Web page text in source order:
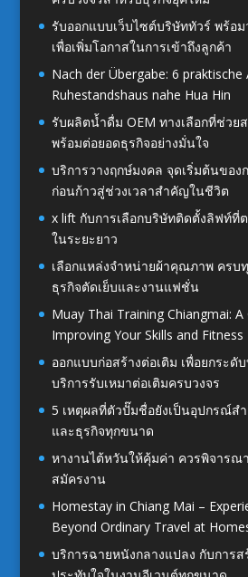
รับออกแบบเว็บไซต์บริษัททัวร์ พร้อม
เพื่อเพิ่มโอกาสในการเข้าถึงลูกค้า
Nach der Übergabe: 6
Ruhestandshaus nahe Hua Hin
รับผลิตน้ำดื่ม OEM ทางเลือกที่ช่วย
พร้อมต่อยอดธุรกิจอย่างมั่นใจ
บริการวางฤกษ์มงคล จุดเริ่มต้นของ
ก่อนก้าวสู่ช่วงเวลาสำคัญในชีวิต
x lift กับการเลือกบริษัทติดตั้งลิฟท์ที่
ในระยะยาว
เลือกแหล่งจำหน่ายผ้าคุณภาพ ครบ
ธุรกิจตัดเย็บและงานแฟชั่น
Muay Thai Training Chiangmai:
Improving Your Skills and Fitness
ออกแบบก่อสร้างต่อเติม เพื่อยกระดั
บริการรับเหมาต่อเติมครบวงจร
5 เหตุผลที่ตัวปั๊มชื่อยังเป็นอุปกรณ์ส
และธุรกิจทุกขนาด
หางานไต้หวันให้คุ้มค่า ควรพิจารณ
สมัครงาน
Homestay in Chiang Mai –
Beyond Ordinary Travel at
บริการฉายหนังกลางแปลง กับการ